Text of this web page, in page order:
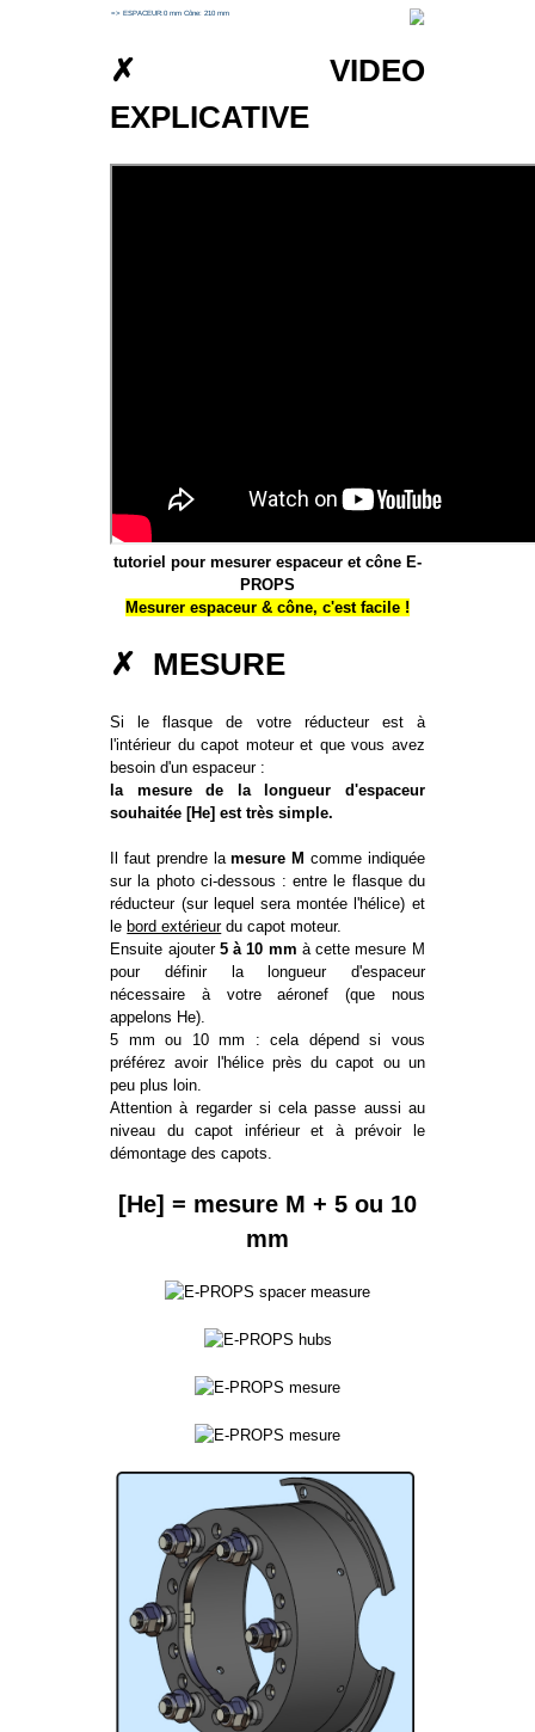
=> ESPACEUR:0 mm Cône: 210 mm
✗ VIDEO
EXPLICATIVE
tutoriel pour mesurer espaceur et cône E-
PROPS
Mesurer espaceur & cône, c'est facile !
✗ MESURE
Si le flasque de votre réducteur est à
l'intérieur du capot moteur et que vous avez
besoin d'un espaceur :
la mesure de la longueur d'espaceur
souhaitée [He] est très simple.
Il faut prendre lamesure M comme indiquée
sur la photo ci-dessous : entre le flasque du
réducteur (sur lequel sera montée l'hélice) et
le bord extérieurdu capot moteur.
Ensuite ajouter 5 à 10 mm à cette mesure M
pour définir la longueur d'espaceur
nécessaire à votre aéronef (que nous
appelons He).
5 mm ou 10 mm : cela dépend si vous
préférez avoir l'hélice près du capot ou un
peu plus loin.
Attention à regarder si cela passe aussi au
niveau du capot inférieur et à prévoir le
démontage des capots.
[He] = mesure M + 5 ou 10
mm